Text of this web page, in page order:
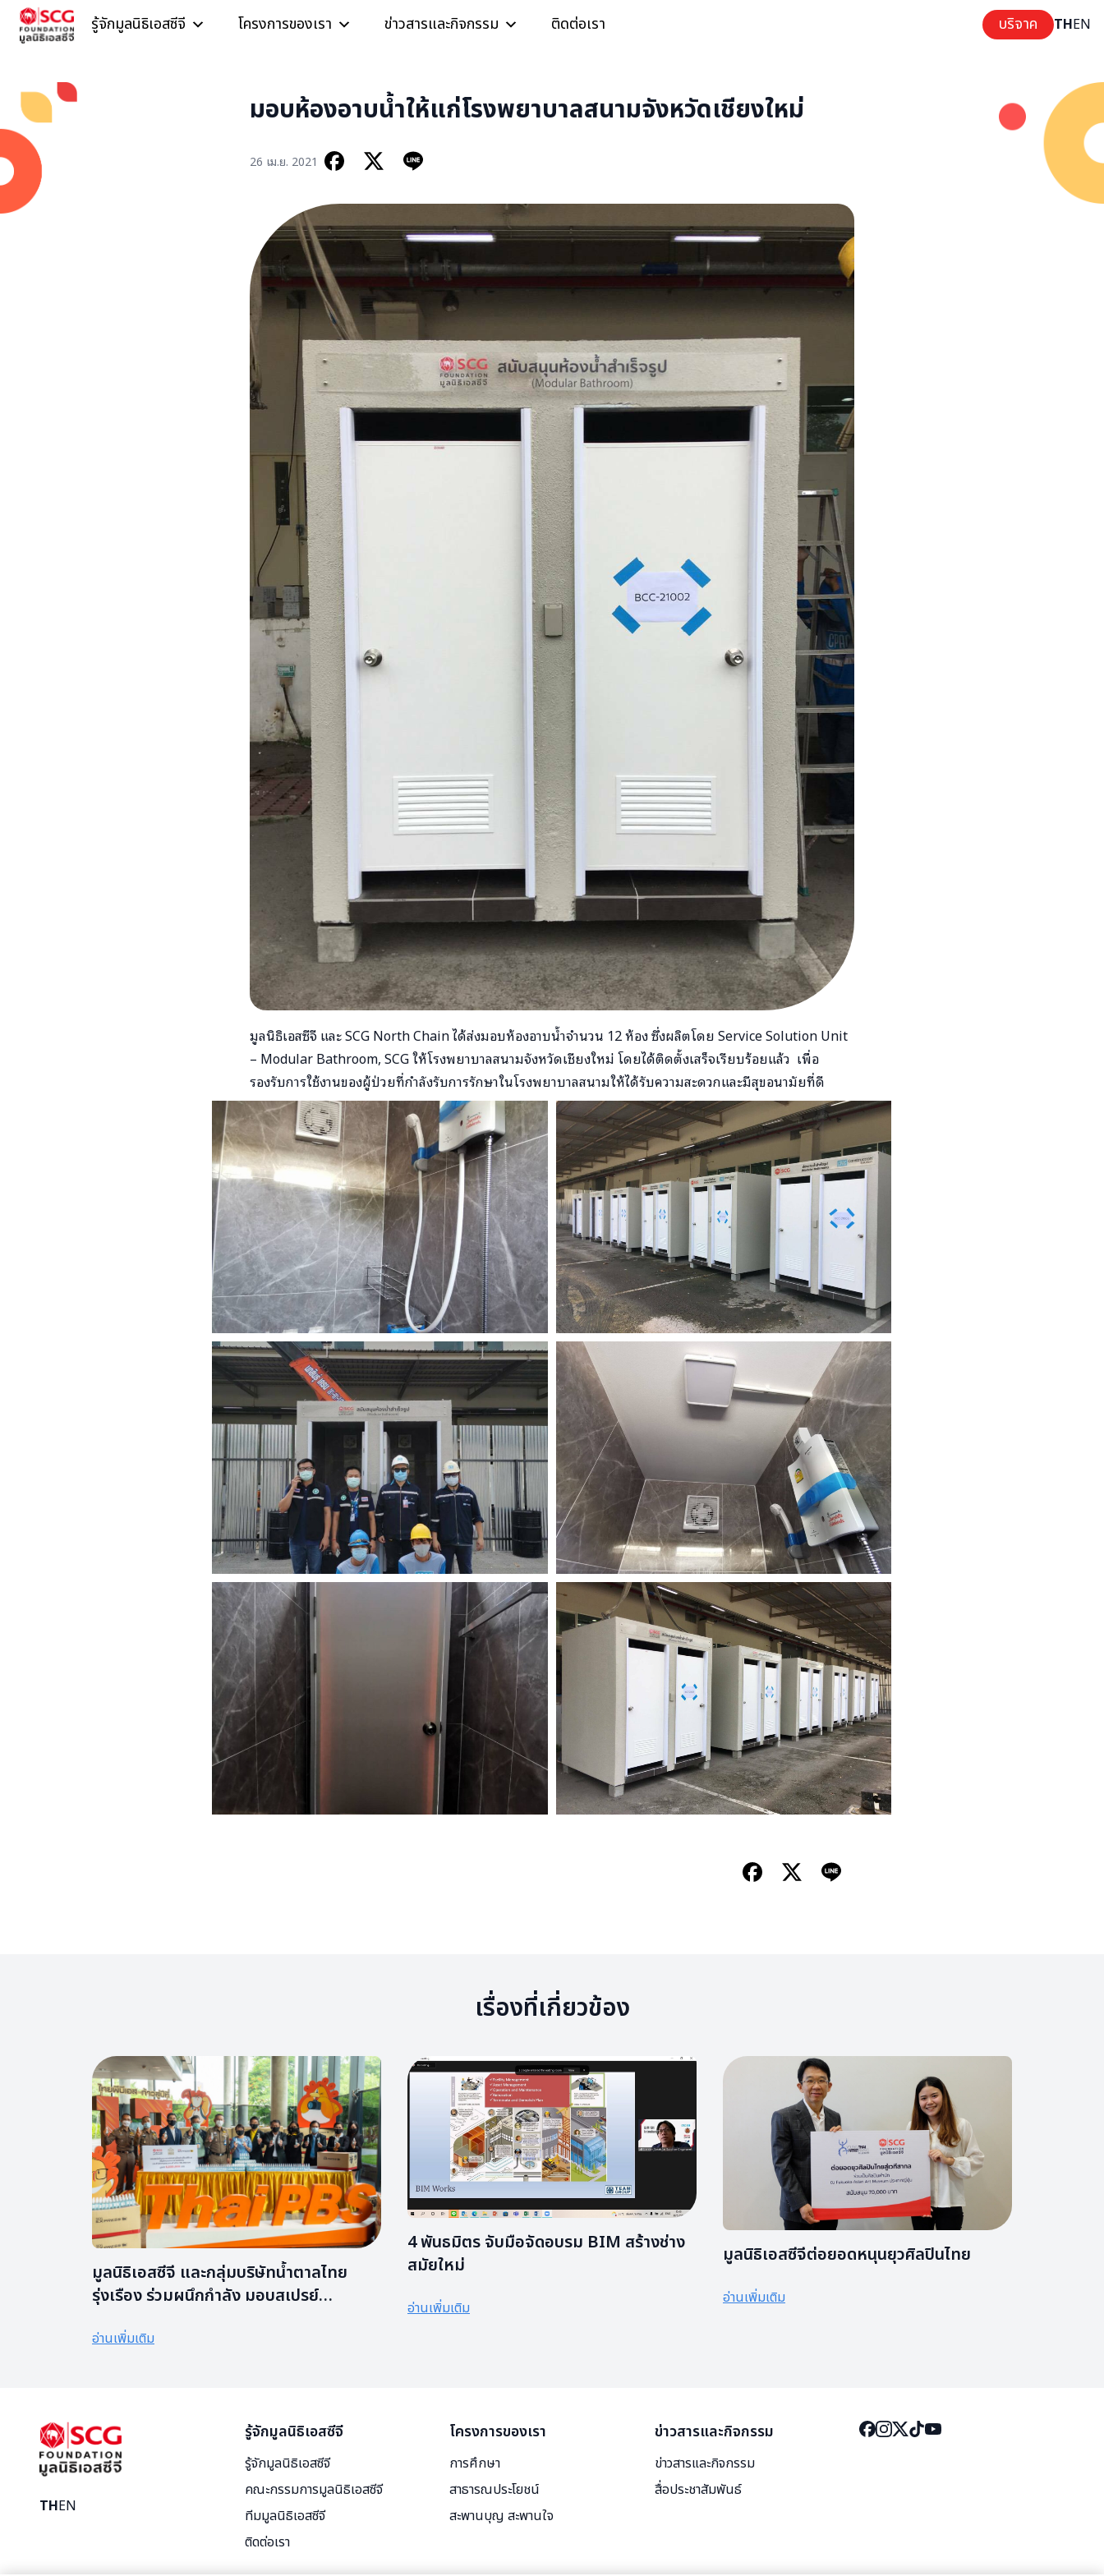
Skip to content
รู้จักมูลนิธิเอสซีจี โครงการของเรา ข่าวสารและกิจกรรม ติดต่อเรา บริจาค THEN
มอบห้องอาบน้ำให้แก่โรงพยาบาลสนามจังหวัดเชียงใหม่
26 เม.ย. 2021
มูลนิธิเอสซีจี และ SCG North Chain ได้ส่งมอบห้องอาบน้ำจำนวน 12 ห้อง ซึ่งผลิตโดย Service Solution Unit
– Modular Bathroom, SCG ให้โรงพยาบาลสนามจังหวัดเชียงใหม่ โดยได้ติดตั้งเสร็จเรียบร้อยแล้ว​ เพื่อ
รองรับการใช้งานของผู้ป่วยที่กำลังรับการรักษาในโรงพยาบาลสนามให้ได้รับความสะดวกและมีสุขอนามัยที่ดี​
เรื่องที่เกี่ยวข้อง
มูลนิธิเอสซีจี และกลุ่มบริษัทน้ำตาลไทย
รุ่งเรือง ร่วมผนึกกำลัง มอบสเปรย์
เพื่อให้คนไทยการ์ดไม่ตก ปกป้องตัวเองจาก
อ่านเพิ่มเติม
4 พันธมิตร จับมือจัดอบรม BIM สร้างช่าง
สมัยใหม่
อ่านเพิ่มเติม
มูลนิธิเอสซีจีต่อยอดหนุนยุวศิลปินไทย
อ่านเพิ่มเติม
THEN
รู้จักมูลนิธิเอสซีจี
รู้จักมูลนิธิเอสซีจี
คณะกรรมการมูลนิธิเอสซีจี
ทีมมูลนิธิเอสซีจี
ติดต่อเรา
โครงการของเรา
การศึกษา
สาธารณประโยชน์
สะพานบุญ สะพานใจ
ข่าวสารและกิจกรรม
ข่าวสารและกิจกรรม
สื่อประชาสัมพันธ์